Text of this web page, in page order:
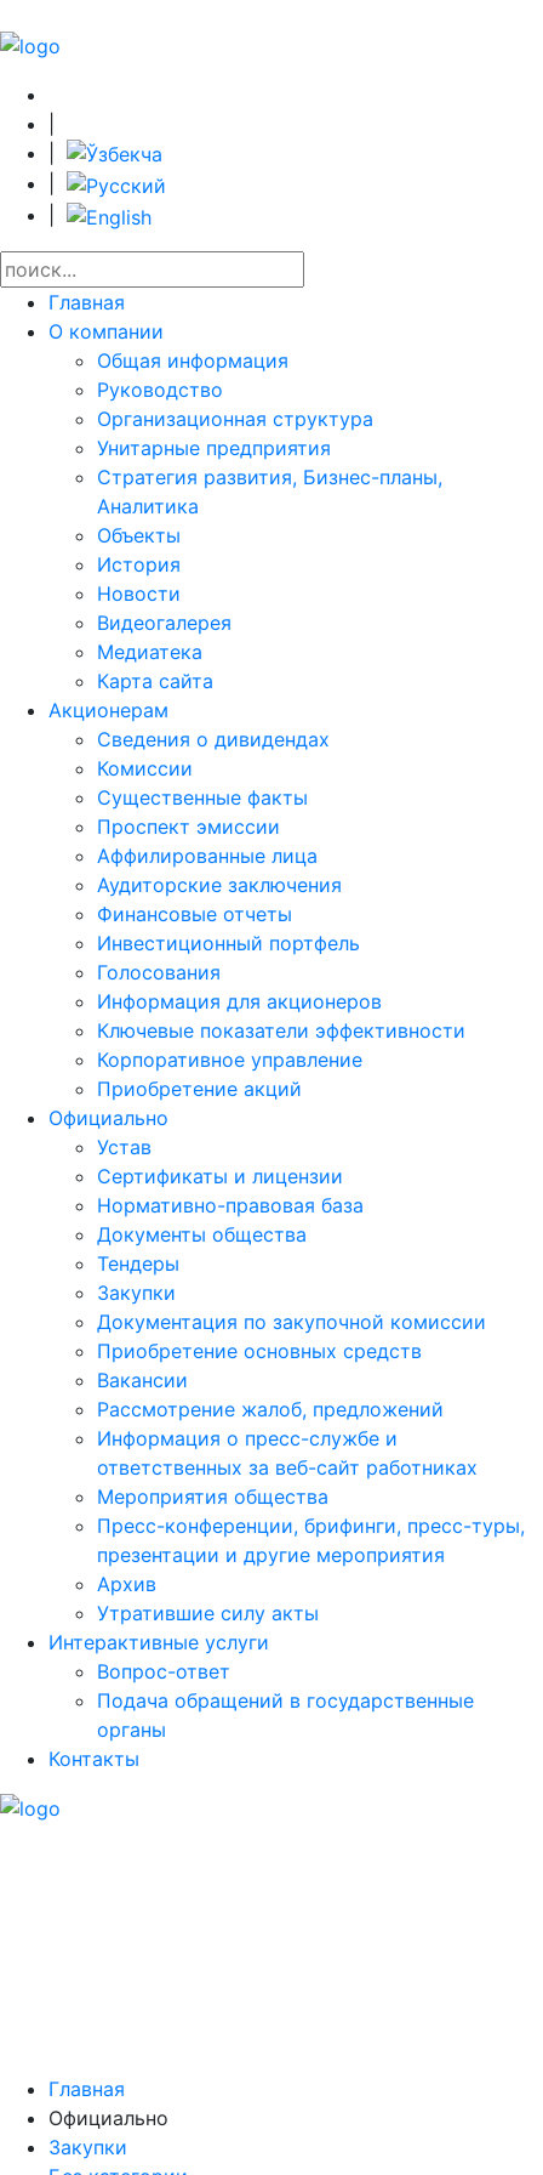
Главная
О компании
Общая информация
Руководство
Организационная структура
Унитарные предприятия
Стратегия развития, Бизнес-планы,
Аналитика
Объекты
История
Новости
Видеогалерея
Медиатека
Карта сайта
Акционерам
Сведения о дивидендах
Комиссии
Существенные факты
Проспект эмиссии
Аффилированные лица
Аудиторские заключения
Финансовые отчеты
Инвестиционный портфель
Голосования
Информация для акционеров
Ключевые показатели эффективности
Корпоративное управление
Приобретение акций
Официально
Устав
Сертификаты и лицензии
Нормативно-правовая база
Документы общества
Тендеры
Закупки
Документация по закупочной комиссии
Приобретение основных средств
Вакансии
Рассмотрение жалоб, предложений
Информация о пресс-службе и
ответственных за веб-сайт работниках
Мероприятия общества
Пресс-конференции, брифинги, пресс-туры,
презентации и другие мероприятия
Архив
Утратившие силу акты
Интерактивные услуги
Вопрос-ответ
Подача обращений в государственные
органы
Контакты
Главная
Официально
Закупки